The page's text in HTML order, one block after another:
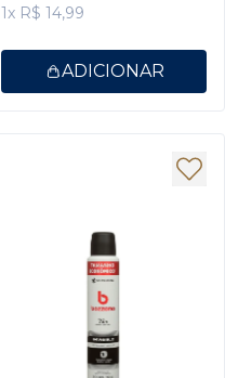
1x R$ 14,99
ADICIONAR